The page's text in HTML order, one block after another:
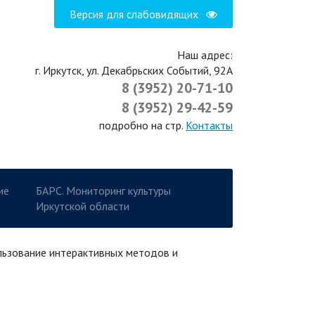
Версия для слабовидящих
Наш адрес:
г. Иркутск, ул. Декабрьских Событий, 92А
8 (3952) 20-71-10
8 (3952) 29-42-59
подробно на стр. Контакты
БАРС. Мониторинг культуры
Иркутской области
интерактивных методов и